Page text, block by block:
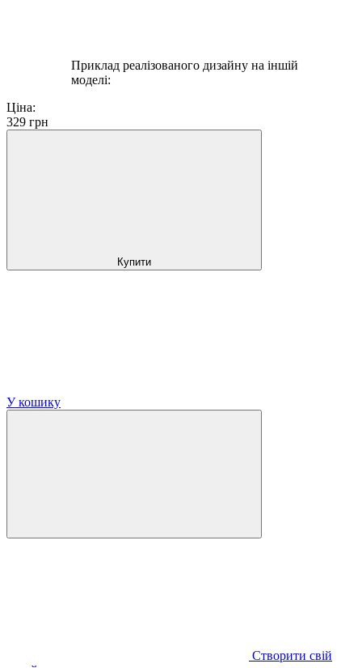
Приклад реалізованого дизайну на іншій
моделі:
Ціна:
329 грн
Купити
У кошику
Створити свій